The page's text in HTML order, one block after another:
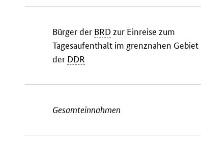
Bürger der BRD zur Einreise zum
Tagesaufenthalt im grenznahen Gebiet
der DDR
Gesamteinnahmen